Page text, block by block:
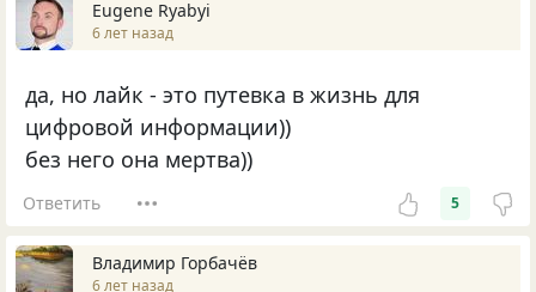
Eugene Ryabyi
6 лет назад
да, но лайк - это путевка в жизнь для
цифровой информации))
без него она мертва))
Ответить 5
Владимир Горбачёв
6 лет назад